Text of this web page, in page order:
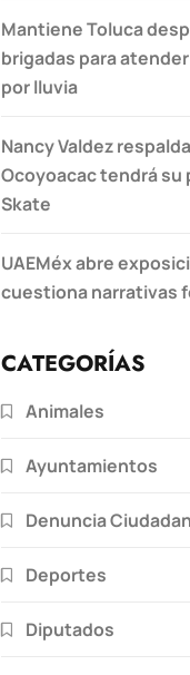
Mantiene Toluca
brigadas para
por lluvia
Nancy Valdez
Ocoyoacac tendrá su
Skate
UAEMéx abre
cuestiona narrativas
CATEGORÍAS
Animales
Ayuntamientos
Denuncia
Deportes
Diputados